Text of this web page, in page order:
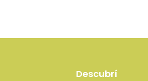
Descubrí